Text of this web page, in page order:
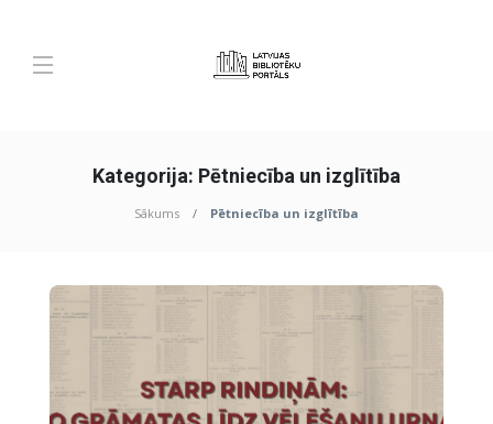
Kategorija: Pētniecība un izglītība
Sākums Pētniecība un izglītība